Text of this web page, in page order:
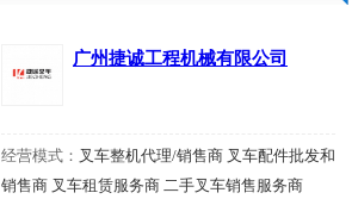
广州捷诚工程机械有限公司
经营模式： 叉车整机代理/销售商 叉车配件批发和
销售商 叉车租赁服务商 二手叉车销售服务商